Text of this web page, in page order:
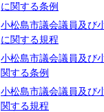
に関する条例
小松島市議会議員及び
に関する規程
小松島市議会議員及び
関する条例
小松島市議会議員及び
関する規程